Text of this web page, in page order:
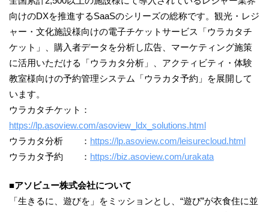
向けのDXを推進するSaaSのシリーズの総称です。観光・レジ
ャー・文化施設様向けの電子チケットサービス「ウラカタチ
ケット」、購入者データを分析し広告、マーケティング施策
に活用いただける「ウラカタ分析」、アクティビティ・体験
教室様向けの予約管理システム「ウラカタ予約」を展開して
います。
ウラカタチケット：
https://lp.asoview.com/asoview_ldx_solutions.html
ウラカタ分析 ： https://lp.asoview.com/leisurecloud.html
ウラカタ予約 ： https://biz.asoview.com/urakata
■アソビュー株式会社について
「生きるに、遊びを」をミッションとし、“遊び”が衣食住に並